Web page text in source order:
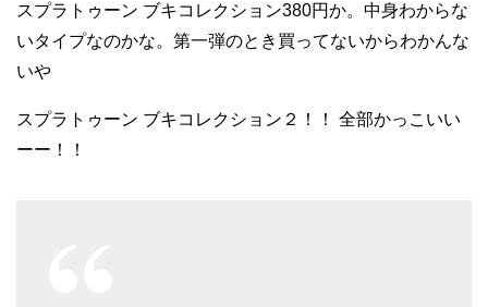
スプラトゥーン ブキコレクション380円か。中身わからな
いタイプなのかな。第一弾のとき買ってないからわかんな
いや
スプラトゥーン ブキコレクション２！！ 全部かっこいい
ーー！！